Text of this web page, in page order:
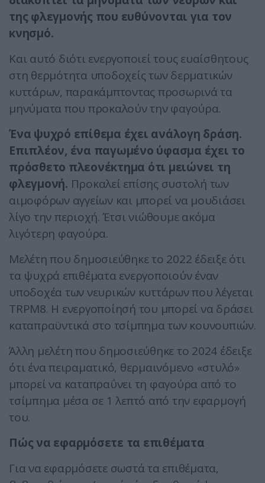
της φλεγμονής που ευθύνονται για τον
κνησμό.
Και αυτό διότι ενεργοποιεί τους ευαίσθητους
στη θερμότητα υποδοχείς των δερματικών
κυττάρων, παρακάμπτοντας προσωρινά τα
μηνύματα που προκαλούν την φαγούρα.
Ένα ψυχρό επίθεμα έχει ανάλογη δράση.
Επιπλέον, ένα παγωμένο ύφασμα έχει το
πρόσθετο πλεονέκτημα ότι μειώνει τη
φλεγμονή. Προκαλεί επίσης συστολή των
αιμοφόρων αγγείων και μπορεί να μουδιάσει
λίγο την περιοχή. Έτσι νιώθουμε ακόμα
λιγότερη φαγούρα.
Μελέτη που δημοσιεύθηκε το 2022 έδειξε ότι
τα ψυχρά επιθέματα ενεργοποιούν έναν
υποδοχέα των νευρικών κυττάρων που λέγεται
TRPM8. Η ενεργοποίησή του μπορεί να δράσει
καταπραϋντικά στο τσίμπημα των κουνουπιών.
Άλλη μελέτη που δημοσιεύθηκε το 2024 έδειξε
ότι ένα πειραματικό, θερμαινόμενο «στυλό»
μπορεί να καταπραΰνει τη φαγούρα από το
τσίμπημα μέσα σε 1 λεπτό από την εφαρμογή
του.
Πώς να εφαρμόσετε τα επιθέματα
Για να εφαρμόσετε σωστά τα επιθέματα,